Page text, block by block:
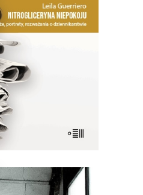
KOSZYKA
dostrzec różnicę
„poprawnym” a
dobrym”.
26.50